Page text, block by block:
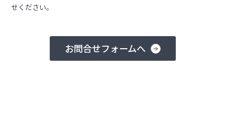
せください。
お問合せフォームへ